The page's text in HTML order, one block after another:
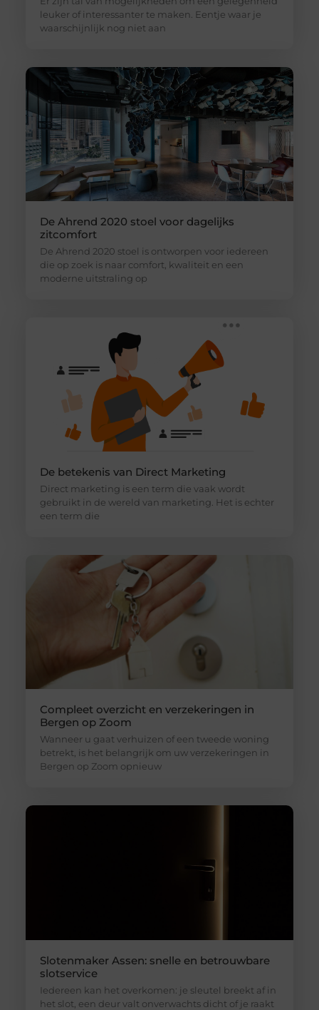
leuker of interessanter te maken. Eentje waar je
waarschijnlijk nog niet aan
De Ahrend 2020 stoel voor dagelijks
zitcomfort
De Ahrend 2020 stoel is ontworpen voor iedereen
die op zoek is naar comfort, kwaliteit en een
moderne uitstraling op
De betekenis van Direct Marketing
Direct marketing is een term die vaak wordt
gebruikt in de wereld van marketing. Het is echter
een term die
Compleet overzicht en verzekeringen in
Bergen op Zoom
Wanneer u gaat verhuizen of een tweede woning
betrekt, is het belangrijk om uw verzekeringen in
Bergen op Zoom opnieuw
Slotenmaker Assen: snelle en betrouwbare
slotservice
Iedereen kan het overkomen: je sleutel breekt af in
het slot, een deur valt onverwachts dicht of je raakt